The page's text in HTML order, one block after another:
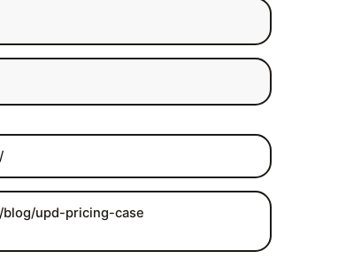
upd-pricing-case